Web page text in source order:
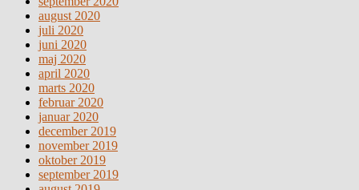
august 2020
juli 2020
juni 2020
maj 2020
april 2020
marts 2020
februar 2020
januar 2020
december 2019
november 2019
oktober 2019
september 2019